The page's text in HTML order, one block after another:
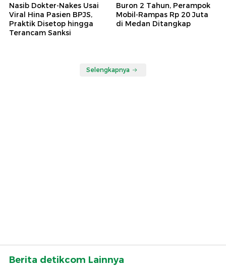
Nasib Dokter-Nakes Usai
Viral Hina Pasien BPJS,
Praktik Disetop hingga
Terancam Sanksi
Buron 2 Tahun, Perampok
Mobil-Rampas Rp 20 Juta
di Medan Ditangkap
Selengkapnya
Berita detikcom Lainnya